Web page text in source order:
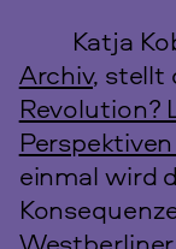
Katja
Archiv, stellt
Revolution?
einmal wird